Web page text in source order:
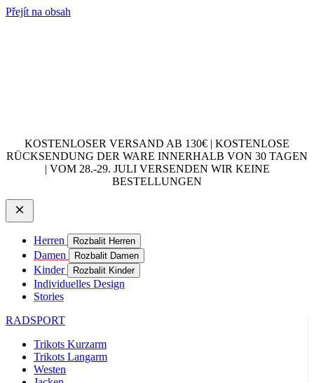
Přejít na obsah
KOSTENLOSER VERSAND AB 130€ | KOSTENLOSE
RÜCKSENDUNG DER WARE INNERHALB VON 30 TAGEN
| VOM 28.-29. JULI VERSENDEN WIR KEINE
BESTELLUNGEN
Herren Rozbalit Herren
Damen Rozbalit Damen
Kinder Rozbalit Kinder
Individuelles Design
Stories
RADSPORT
Trikots Kurzarm
Trikots Langarm
Westen